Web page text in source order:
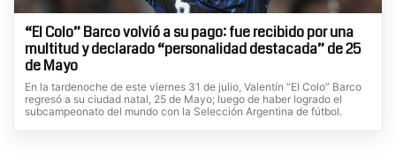
“El Colo” Barco volvió a su pago: fue recibido por una
multitud y declarado “personalidad destacada” de 25
de Mayo
En la tardenoche de este viernes 31 de julio, Valentín “El Colo” Barco
regresó a su ciudad natal, 25 de Mayo; luego de haber logrado el
subcampeonato del mundo con la Selección Argentina de fútbol.